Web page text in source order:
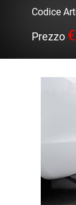
Codice
Prezzo